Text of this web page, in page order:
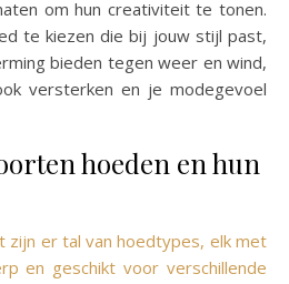
om hun creativiteit te tonen.
te kiezen die bij jouw stijl past,
bieden tegen weer en wind,
versterken en je modegevoel
hoeden en hun
zijn er tal van hoedtypes, elk met
en geschikt voor verschillende